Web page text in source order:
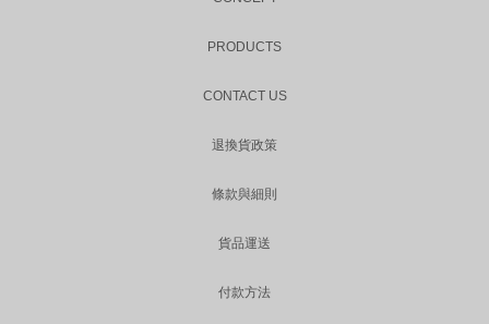
PRODUCTS
CONTACT US
退換貨政策
條款與細則
貨品運送
付款方法